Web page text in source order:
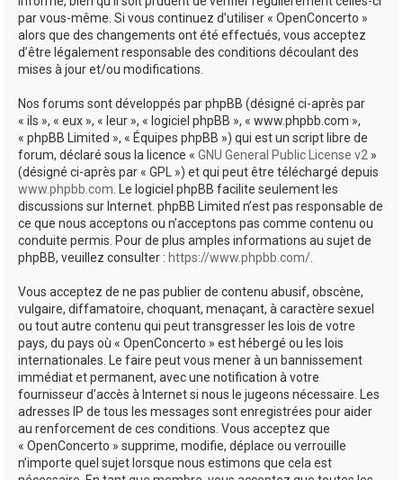
par vous-même. Si vous continuez d’utiliser « OpenConcerto »
alors que des changements ont été effectués, vous acceptez
d’être légalement responsable des conditions découlant des
mises à jour et/ou modifications.
Nos forums sont développés par phpBB (désigné ci-après par
« ils », « eux », « leur », « logiciel phpBB », « www.phpbb.com »,
« phpBB Limited », « Équipes phpBB ») qui est un script libre de
forum, déclaré sous la licence « GNU General Public License v2 »
(désigné ci-après par « GPL ») et qui peut être téléchargé depuis
www.phpbb.com. Le logiciel phpBB facilite seulement les
discussions sur Internet. phpBB Limited n’est pas responsable de
ce que nous acceptons ou n’acceptons pas comme contenu ou
conduite permis. Pour de plus amples informations au sujet de
phpBB, veuillez consulter : https://www.phpbb.com/.
Vous acceptez de ne pas publier de contenu abusif, obscène,
vulgaire, diffamatoire, choquant, menaçant, à caractère sexuel
ou tout autre contenu qui peut transgresser les lois de votre
pays, du pays où « OpenConcerto » est hébergé ou les lois
internationales. Le faire peut vous mener à un bannissement
immédiat et permanent, avec une notification à votre
fournisseur d’accès à Internet si nous le jugeons nécessaire. Les
adresses IP de tous les messages sont enregistrées pour aider
au renforcement de ces conditions. Vous acceptez que
« OpenConcerto » supprime, modifie, déplace ou verrouille
n’importe quel sujet lorsque nous estimons que cela est